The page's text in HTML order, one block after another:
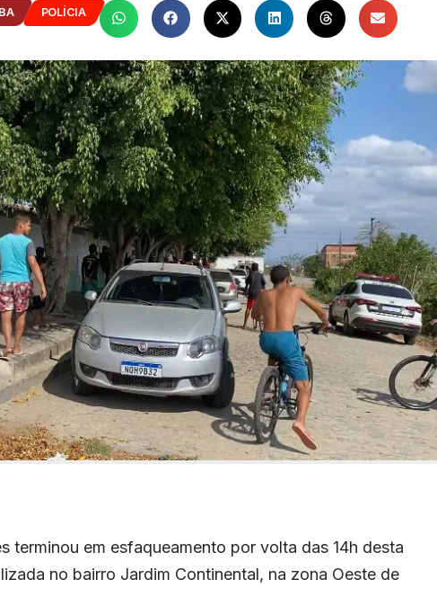
POLÍCIA
terminou em esfaqueamento por volta das 14h desta
no bairro Jardim Continental, na zona Oeste de